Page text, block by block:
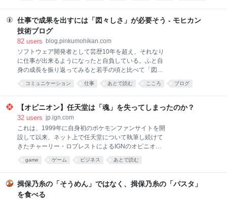
仕事で成果を出すには「図々しさ」が必要そう - モヒカン
技術ブログ
82 users blog.pinkumohikan.com
ソフトウェア開発者として芸歴10年を超え、それなり
に仕事が出来るようになったと自負している。ふと自
身の成長を振り返ってみると若手の頃と比べて「図々
しさ」のようなもののレベルがかなり上がったように
感じている。それについて言語化してみる。 相手の都
頼した仕事の進捗が見えない」——よくある話だろ
う。ここで黙って待つのが丁寧だと考える人もいる
が、成果を出すためにはそれは明確に悪手である。 本
当に他人のせいだとしても、それで自分の仕事が止ま
るなら止まったままにしておいた責任は自分にある。
成果が犠牲になっているのなら、その振る舞いは営利
質問に対する返答が遅いとき。当然の顔をしてリマイ
ンドしよう。「急いでいる」や「返事が無くて困って
いる」を明確に伝えることが
コミュニケーション 仕事 あとで読む こころ ブログ
【オピニオン】任天堂は「魂」を失ってしまったのか？
32 users jp.ign.com
これは、1999年に自身初のポケモンファンサイトを開
設して以来、ネット上で任天堂について執筆し続けて
きたチャーリー・ロプレストによるIGNのオピニオン
記事である。彼はニンテンドーDS Liteを最高の任天堂
ハードと評価しており、クッパ7人衆が再びクッパの
い。 「任天堂はこの男を雇うべきだ！」あわせて読み
たい『ゼルダの伝説 時のオカリナ』のリメイクが正式
game ゲーム ビジネス あとで読む
揖保乃糸の「そうめん」ではなく、揖保乃糸の「パスタ」
を食べる